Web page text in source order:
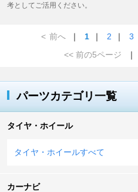
考としてご活用ください。
< 前へ ｜ 1 ｜ 2 ｜ 3
<< 前の5ページ
｜
パーツカテゴリ一覧
タイヤ・ホイール
タイヤ・ホイールすべて
カーナビ